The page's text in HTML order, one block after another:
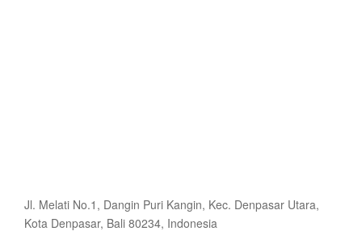
Jl. Melati No.1, Dangin Puri Kangin, Kec. Denpasar Utara,
Kota Denpasar, Bali 80234, Indonesia